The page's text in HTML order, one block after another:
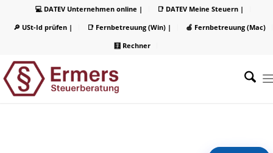
💻 DATEV Unternehmen online |
📑 DATEV Meine Steuern |
🔎 USt-Id prüfen |
📑 Fernbetreuung (Win) |
🍏 Fernbetreuung (Mac)
🧮 Rechner